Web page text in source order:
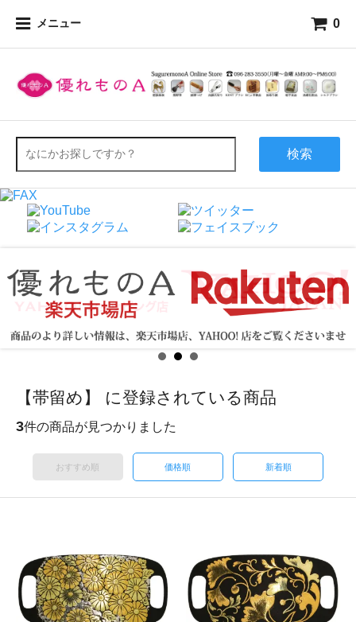
メニュー 0
検索
【帯留め】 に登録されている商品
3件の商品が見つかりました
おすすめ順 価格順 新着順